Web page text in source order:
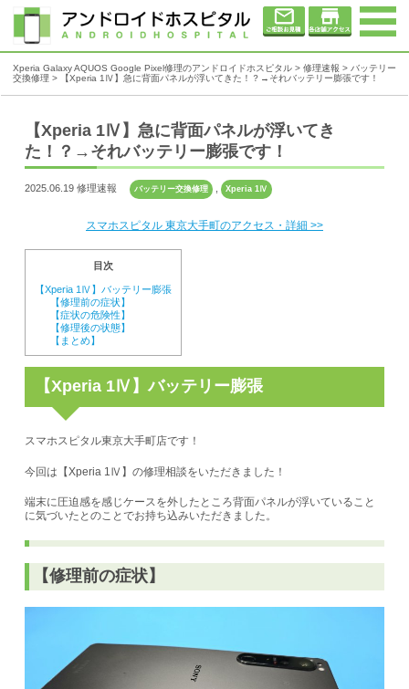
Xperia Galaxy AQUOS Google Pixel修理のアンドロイドホスピタル > 修理速報 > バッテリー
交換修理 > 【Xperia 1Ⅳ】急に背面パネルが浮いてきた！？→それバッテリー膨張です！
【Xperia 1Ⅳ】急に背面パネルが浮いてき
た！？→それバッテリー膨張です！
2025.06.19 修理速報 バッテリー交換修理 , Xperia 1Ⅳ
スマホスピタル 東京大手町のアクセス・詳細 >>
目次
【Xperia 1Ⅳ】バッテリー膨張
【修理前の症状】
【症状の危険性】
【修理後の状態】
【まとめ】
【Xperia 1Ⅳ】バッテリー膨張
スマホスピタル東京大手町店です！
今回は【Xperia 1Ⅳ】の修理相談をいただきました！
端末に圧迫感を感じケースを外したところ背面パネルが浮いていること
に気づいたとのことでお持ち込みいただきました。
【修理前の症状】